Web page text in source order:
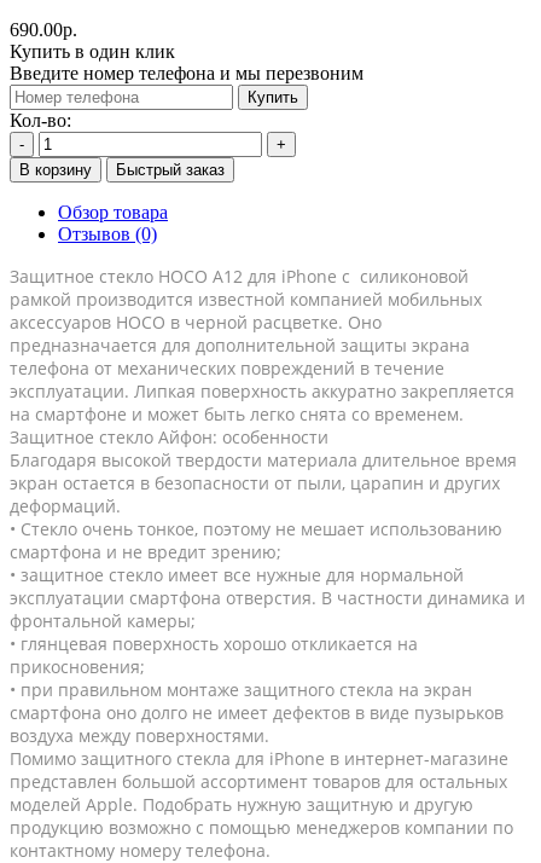
690.00р.
Купить в один клик
Введите номер телефона и мы перезвоним
Купить
Кол-во:
-
+
В корзину
Быстрый заказ
Обзор товара
Отзывов (0)
Защитное стекло HOCO A12 для iPhone с силиконовой
рамкой производится известной компанией мобильных
аксессуаров HOCO в черной расцветке. Оно
предназначается для дополнительной защиты экрана
телефона от механических повреждений в течение
эксплуатации. Липкая поверхность аккуратно закрепляется
на смартфоне и может быть легко снята со временем.
Защитное стекло Айфон: особенности
Благодаря высокой твердости материала длительное время
экран остается в безопасности от пыли, царапин и других
деформаций.
• Стекло очень тонкое, поэтому не мешает использованию
смартфона и не вредит зрению;
• защитное стекло имеет все нужные для нормальной
эксплуатации смартфона отверстия. В частности динамика и
фронтальной камеры;
• глянцевая поверхность хорошо откликается на
прикосновения;
• при правильном монтаже защитного стекла на экран
смартфона оно долго не имеет дефектов в виде пузырьков
воздуха между поверхностями.
Помимо защитного стекла для iPhone в интернет-магазине
представлен большой ассортимент товаров для остальных
моделей Apple. Подобрать нужную защитную и другую
продукцию возможно с помощью менеджеров компании по
контактному номеру телефона.